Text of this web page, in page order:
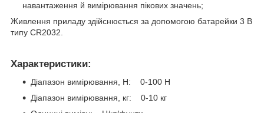
навантаження й вимірювання пікових значень;
Живлення приладу здійснюється за допомогою батарейки 3 В
типу CR2032.
Характеристики:
Діапазон вимірювання, Н: 0-100 Н
Діапазон вимірювання, кг: 0-10 кг